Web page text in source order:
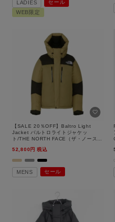
カラー
商品タイプ
通常商品
セール
在庫
指定した条件
LADIES
セール
WEB限定
【SALE 20％OFF】Baltro Light
Jacket バルトロライトジャケッ
ト/THE NORTH FACE（ザ・ノース・
52,800
税込
MENS セール